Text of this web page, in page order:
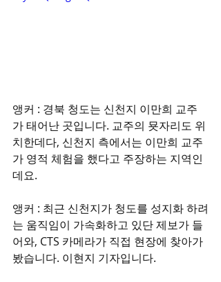
앵커 : 경북 청도는 신천지 이만희 교주
가 태어난 곳입니다. 교주의 묫자리도 위
치한데다, 신천지 측에서는 이만희 교주
가 영적 체험을 했다고 주장하는 지역인
데요.
앵커 : 최근 신천지가 청도를 성지화 하려
는 움직임이 가속화하고 있단 제보가 들
어와, CTS 카메라가 직접 현장에 찾아가
봤습니다. 이현지 기자입니다.